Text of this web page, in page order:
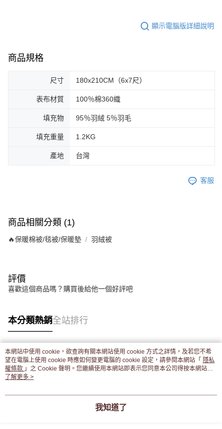
顯示電腦版詳細說明
商品規格
尺寸 180x210CM（6x7尺）
表布材質 100％棉360織
填充物 95％羽絨 5％羽毛
填充重量 1.2KG
產地 台灣
客服
商品相關分類 (1)
🔥保暖棉被/毯被/保暖墊 羽絨被
評價
喜歡這個商品嗎？購買後給他一個好評吧
本分類熱銷全站排行
熱門標籤
本網站中使用 cookie，欲查詢有關本網站使用 cookie 方式之詳情，及若您不希
望在電腦上使用 cookie 時應如何變更電腦的 cookie 設定，請參閱本網站「 隱私
權條款 」之 Cookie 聲明。您繼續使用本網站即表示您同意本公司得按本網站使
用條款之 Cookie 聲明使用 cookie。
了解更多 >
我知道了